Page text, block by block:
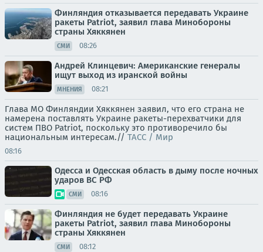
Финляндия отказывается передавать Украине
ракеты Patriot, заявил глава Минобороны
страны Хяккянен
СМИ 08:26
Андрей Клинцевич: Американские генералы
ищут выход из иранской войны
МНЕНИЯ 08:21
Глава МО Финляндии Хяккянен заявил, что его страна не
намерена поставлять Украине ракеты-перехватчики для
систем ПВО Patriot, поскольку это противоречило бы
национальным интересам.// ТАСС / Мир
08:16
Одесса и Одесская область в дыму после ночных
ударов ВС РФ
СМИ 08:16
Финляндия не будет передавать Украине
ракеты Patriot, заявил глава Минобороны
страны Хяккянен
СМИ 08:12